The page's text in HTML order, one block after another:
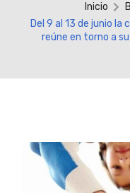
Inicio
Del 9 al 13 de junio
reúne en torno a